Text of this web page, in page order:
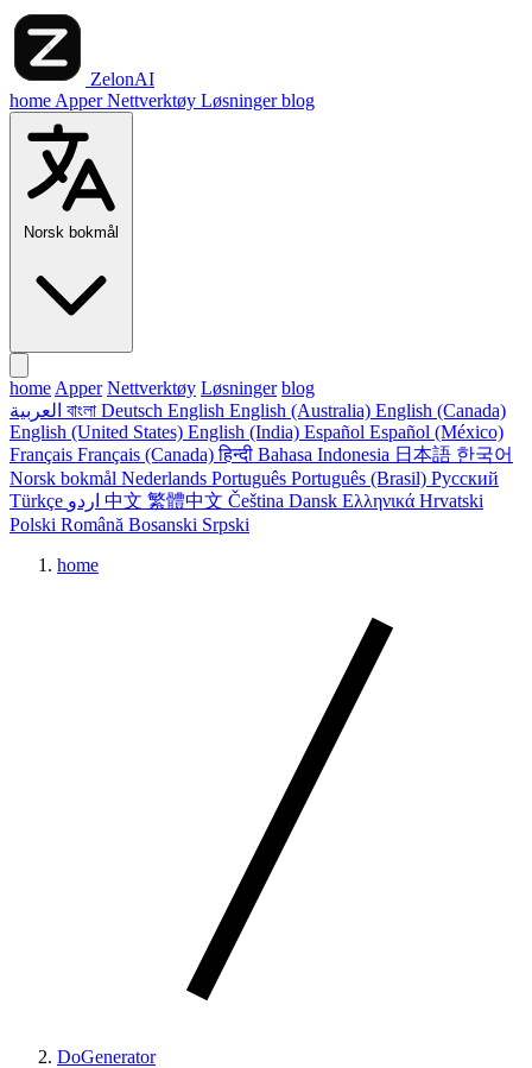
ZelonAI
home ApperNettverktøy Løsningerblog
Norsk bokmål
home Apper Nettverktøy Løsninger blog
বাংলা Deutsch English English (Australia) English (Canada)
English (United States) English (India) Español Español (México)
Français Français (Canada)हिन्दी Bahasa Indonesia 日本語 한국어
Norsk bokmål Nederlands Português Português (Brasil) Русский
Türkçe
中文 繁體中文 Čeština Dansk Ελληνικά Hrvatski
Polski Română Bosanski Srpski
home
DoGenerator